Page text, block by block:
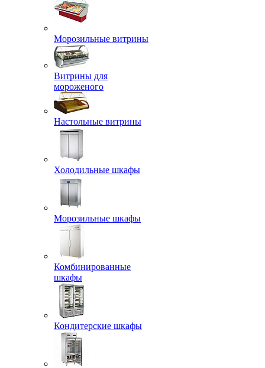
Морозильные витрины
Витрины для
мороженого
Настольные витрины
Холодильные шкафы
Морозильные шкафы
Комбинированные
шкафы
Кондитерские шкафы